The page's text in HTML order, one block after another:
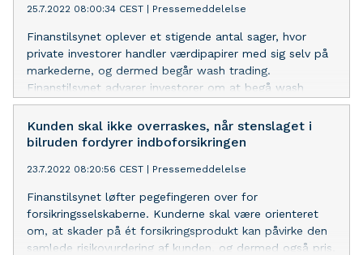
25.7.2022 08:00:34 CEST | Pressemeddelelse
Finanstilsynet oplever et stigende antal sager, hvor
private investorer handler værdipapirer med sig selv på
markederne, og dermed begår wash trading.
Finanstilsynet advarer investorer om at begå wash
trades, da det er ulovligt og kan føre til fængselsstraf.
Kunden skal ikke overraskes, når stenslaget i
bilruden fordyrer indboforsikringen
23.7.2022 08:20:56 CEST | Pressemeddelelse
Finanstilsynet løfter pegefingeren over for
forsikringsselskaberne. Kunderne skal være orienteret
om, at skader på ét forsikringsprodukt kan påvirke den
samlede risikovurdering af kunden, og dermed også pris,